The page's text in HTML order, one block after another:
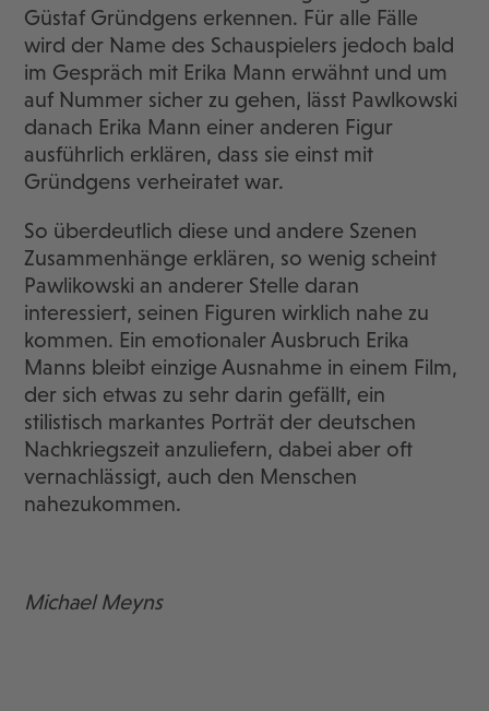
Güstaf Gründgens erkennen. Für alle Fälle
wird der Name des Schauspielers jedoch bald
im Gespräch mit Erika Mann erwähnt und um
auf Nummer sicher zu gehen, lässt Pawlkowski
danach Erika Mann einer anderen Figur
ausführlich erklären, dass sie einst mit
Gründgens verheiratet war.
So überdeutlich diese und andere Szenen
Zusammenhänge erklären, so wenig scheint
Pawlikowski an anderer Stelle daran
interessiert, seinen Figuren wirklich nahe zu
kommen. Ein emotionaler Ausbruch Erika
Manns bleibt einzige Ausnahme in einem Film,
der sich etwas zu sehr darin gefällt, ein
stilistisch markantes Porträt der deutschen
Nachkriegszeit anzuliefern, dabei aber oft
vernachlässigt, auch den Menschen
nahezukommen.
Michael Meyns